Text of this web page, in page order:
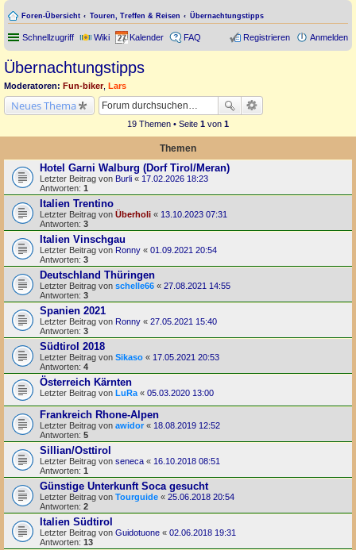
Foren-Übersicht Touren, Treffen & Reisen Übernachtungstipps
Schnellzugriff Wiki Kalender FAQ Anmelden
Registrieren
Übernachtungstipps
Moderatoren: Fun-biker, Lars
Neues Thema
19 Themen • Seite 1 von 1
Themen
Hotel Garni Walburg (Dorf Tirol/Meran)
Letzter Beitrag von Burli « 17.02.2026 18:23
Antworten: 1
Italien Trentino
Letzter Beitrag von Überholi « 13.10.2023 07:31
Antworten: 3
Italien Vinschgau
Letzter Beitrag von Ronny « 01.09.2021 20:54
Antworten: 3
Deutschland Thüringen
Letzter Beitrag von schelle66 « 27.08.2021 14:55
Antworten: 3
Spanien 2021
Letzter Beitrag von Ronny « 27.05.2021 15:40
Antworten: 3
Südtirol 2018
Letzter Beitrag von Sikaso « 17.05.2021 20:53
Antworten: 4
Österreich Kärnten
Letzter Beitrag von LuRa « 05.03.2020 13:00
Frankreich Rhone-Alpen
Letzter Beitrag von awidor « 18.08.2019 12:52
Antworten: 5
Sillian/Osttirol
Letzter Beitrag von seneca « 16.10.2018 08:51
Antworten: 1
Günstige Unterkunft Soca gesucht
Letzter Beitrag von Tourguide « 25.06.2018 20:54
Antworten: 2
Italien Südtirol
Letzter Beitrag von Guidotuone « 02.06.2018 19:31
Antworten: 13